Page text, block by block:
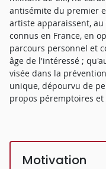
antisémite du premier
artiste apparaissent,
connus en France, en
parcours personnel et
âge de l'intéressé ;
visée dans la
unique, dépourvu de
propos péremptoires
Motivation